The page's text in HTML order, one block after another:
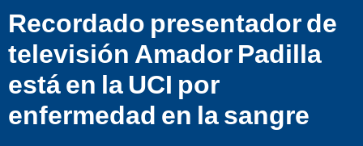
Recordado presentador de
televisión Amador Padilla
está en la UCI por
enfermedad en la sangre